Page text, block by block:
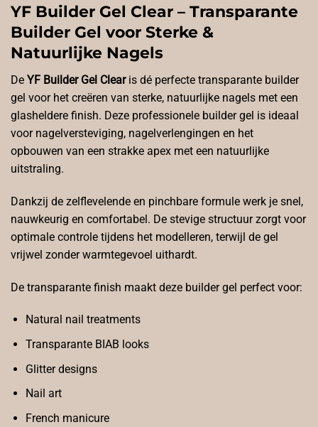
YF Builder Gel Clear – Transparante
Builder Gel voor Sterke &
Natuurlijke Nagels
De YF Builder Gel Clearis dé perfecte transparante builder
gel voor het creëren van sterke, natuurlijke nagels met een
glasheldere finish. Deze professionele builder gel is ideaal
voor nagelversteviging, nagelverlengingen en het
opbouwen van een strakke apex met een natuurlijke
uitstraling.
Dankzij de zelflevelende en pinchbare formule werk je snel,
nauwkeurig en comfortabel. De stevige structuur zorgt voor
optimale controle tijdens het modelleren, terwijl de gel
vrijwel zonder warmtegevoel uithardt.
De transparante finish maakt deze builder gel perfect voor:
Natural nail treatments
Transparante BIAB looks
Glitter designs
Nail art
French manicure